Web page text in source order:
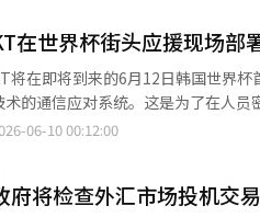
是扭曲的……“后疫情时代的损失与固
于简单化了教育的内涵，强调经济效
会相应减少，忽视了高等教育领域的特殊性。 国家教育委员会委员、前韩国教育发展
记者的通话中指出：“保守派或经济
政战略会议等场合将讨论预算削减，
：“现在不是仅以纯经济逻辑来看待
的感觉是自信。对于舞台经验不多
些担心。因为没有舞台经验，而且身
，带着自信去面对。看了很多站在
时候为了不出错而努力配合动作，
对舞台有着另一种陌生感。尚九更接
怎么做我就怎么做。无论如何，角色
，但我觉得这样也能契合。发声练习
，五根类似人手的手指调节着抓取物体的力量。 此次报告会旨在正式启动由科学
估院(IITP)推动的物理AI领先技术开
'K-文射'的核心任务之一。与生成型
器人产业格局的下一代AI技术，能够
目降低对外资主导的物理AI仿真平台
时具备制造业竞争力和AI能力的国
在世界杯街头应援现场部
将在即将到来的6月12日韩国世界
术的通信应对系统。这是为了在人员密集
，已完成对首尔光华门广场、市厅广场
地区的大型演出和主要体育赛事中，运用了
06-10 00:12:00
府将检查外汇市场投机交